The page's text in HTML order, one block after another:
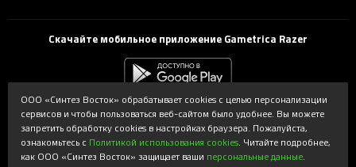
Скачайте мобильное приложение Gametrica Razer
Powered by Syntes. Интернет-магазин gametrica.ru поддерживается и
обслуживается ООО «Синтез Восток». Copyright © 2026 ООО «Синтез
Восток». Все права защищены.
Используемые торговые марки принадлежат соответствующим
ООО «Синтез Восток» обрабатывает cookies с целью персонализации
сервисов и чтобы пользоваться веб-сайтом было удобнее. Вы можете
запретить обработку cookies в настройках браузера. Пожалуйста,
ознакомьтесь с Политикой использования cookies . Читайте подробнее,
как ООО «Синтез Восток» защищает ваши персональные данные